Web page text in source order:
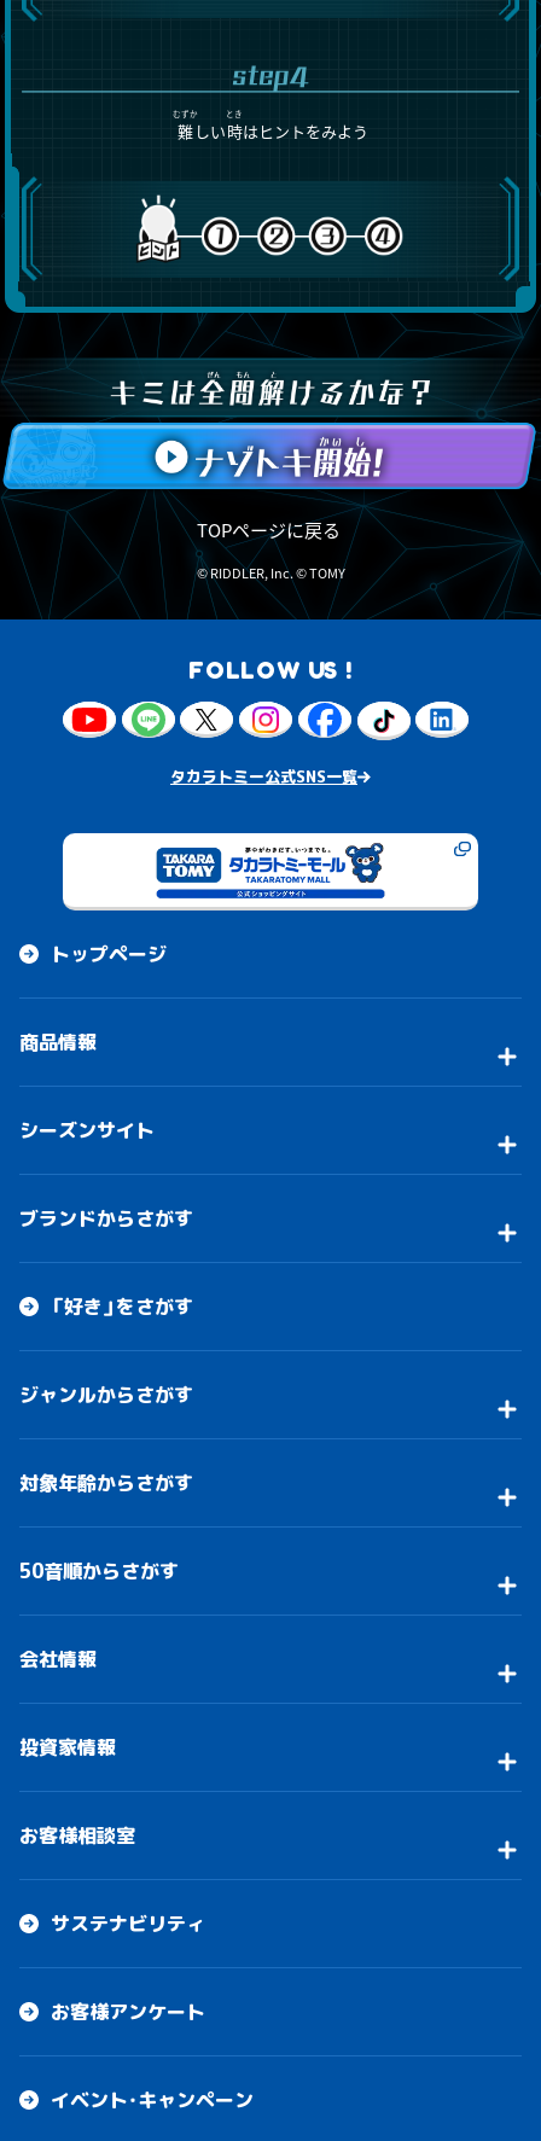
難
むずか
しい時
とき
はヒントをみよう
TOPページに戻る
©️ RIDDLER, Inc. ©️ TOMY
FOLLOW US !
タカラトミー公式SNS一覧
トップページ
商品情報
シーズンサイト
ブランドからさがす
「好き」をさがす
ジャンルからさがす
対象年齢からさがす
50音順からさがす
会社情報
投資家情報
お客様相談室
サステナビリティ
お客様アンケート
イベント・キャンペーン